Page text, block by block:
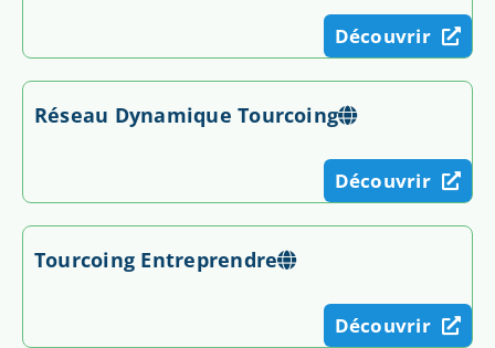
Découvrir
Réseau Dynamique Tourcoing
Découvrir
Tourcoing Entreprendre
Découvrir